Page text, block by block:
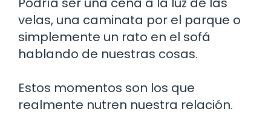
velas, una caminata por el parque o
simplemente un rato en el sofá
hablando de nuestras cosas.
Estos momentos son los que
realmente nutren nuestra relación.